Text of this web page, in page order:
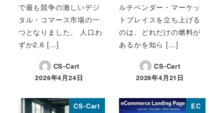
で最も競争の激しいデジ
タル・コマース市場の一
つとなりました。 人口わ
ずか2,6 […]
CS-Cart
投稿日
2026年4月24日
ルチベンダー・マーケッ
トプレイスを立ち上げる
のは、どれだけの燃料が
あるかを知ら […]
CS-Cart
投稿日
2026年4月21日
CS-Cart EC